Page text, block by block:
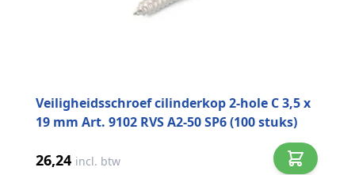
Veiligheidsschroef cilinderkop 2-hole C 3,5 x
19 mm Art. 9102 RVS A2-50 SP6 (100 stuks)
26,24 incl. btw